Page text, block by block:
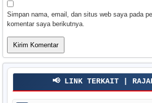
Simpan nama, email, dan situs web saya pada
komentar saya berikutnya.
📢 LINK TERKAIT |